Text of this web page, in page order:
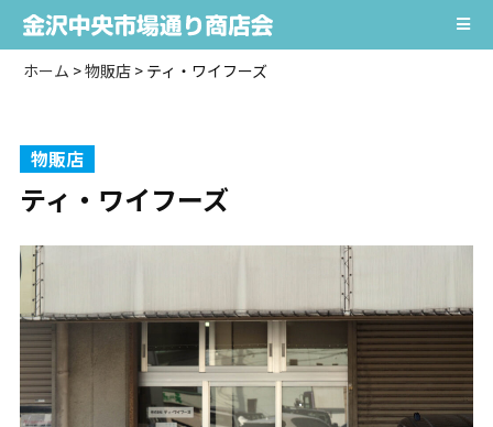
ホーム >物販店 > ティ・ワイフーズ
物販店
ティ・ワイフーズ